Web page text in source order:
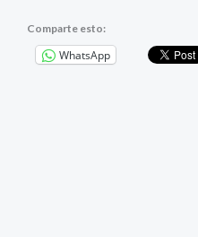
Comparte esto:
WhatsApp